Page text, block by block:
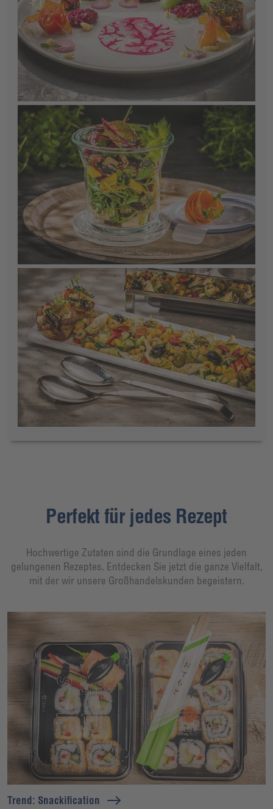
Perfekt für jedes Rezept
Hochwertige Zutaten sind die Grundlage eines jeden
gelungenen Rezeptes. Entdecken Sie jetzt die ganze Vielfalt,
mit der wir unsere Großhandelskunden begeistern.
Trend: Snackification